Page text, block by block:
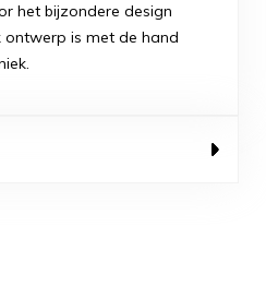
het bijzondere design
ontwerp is met de hand